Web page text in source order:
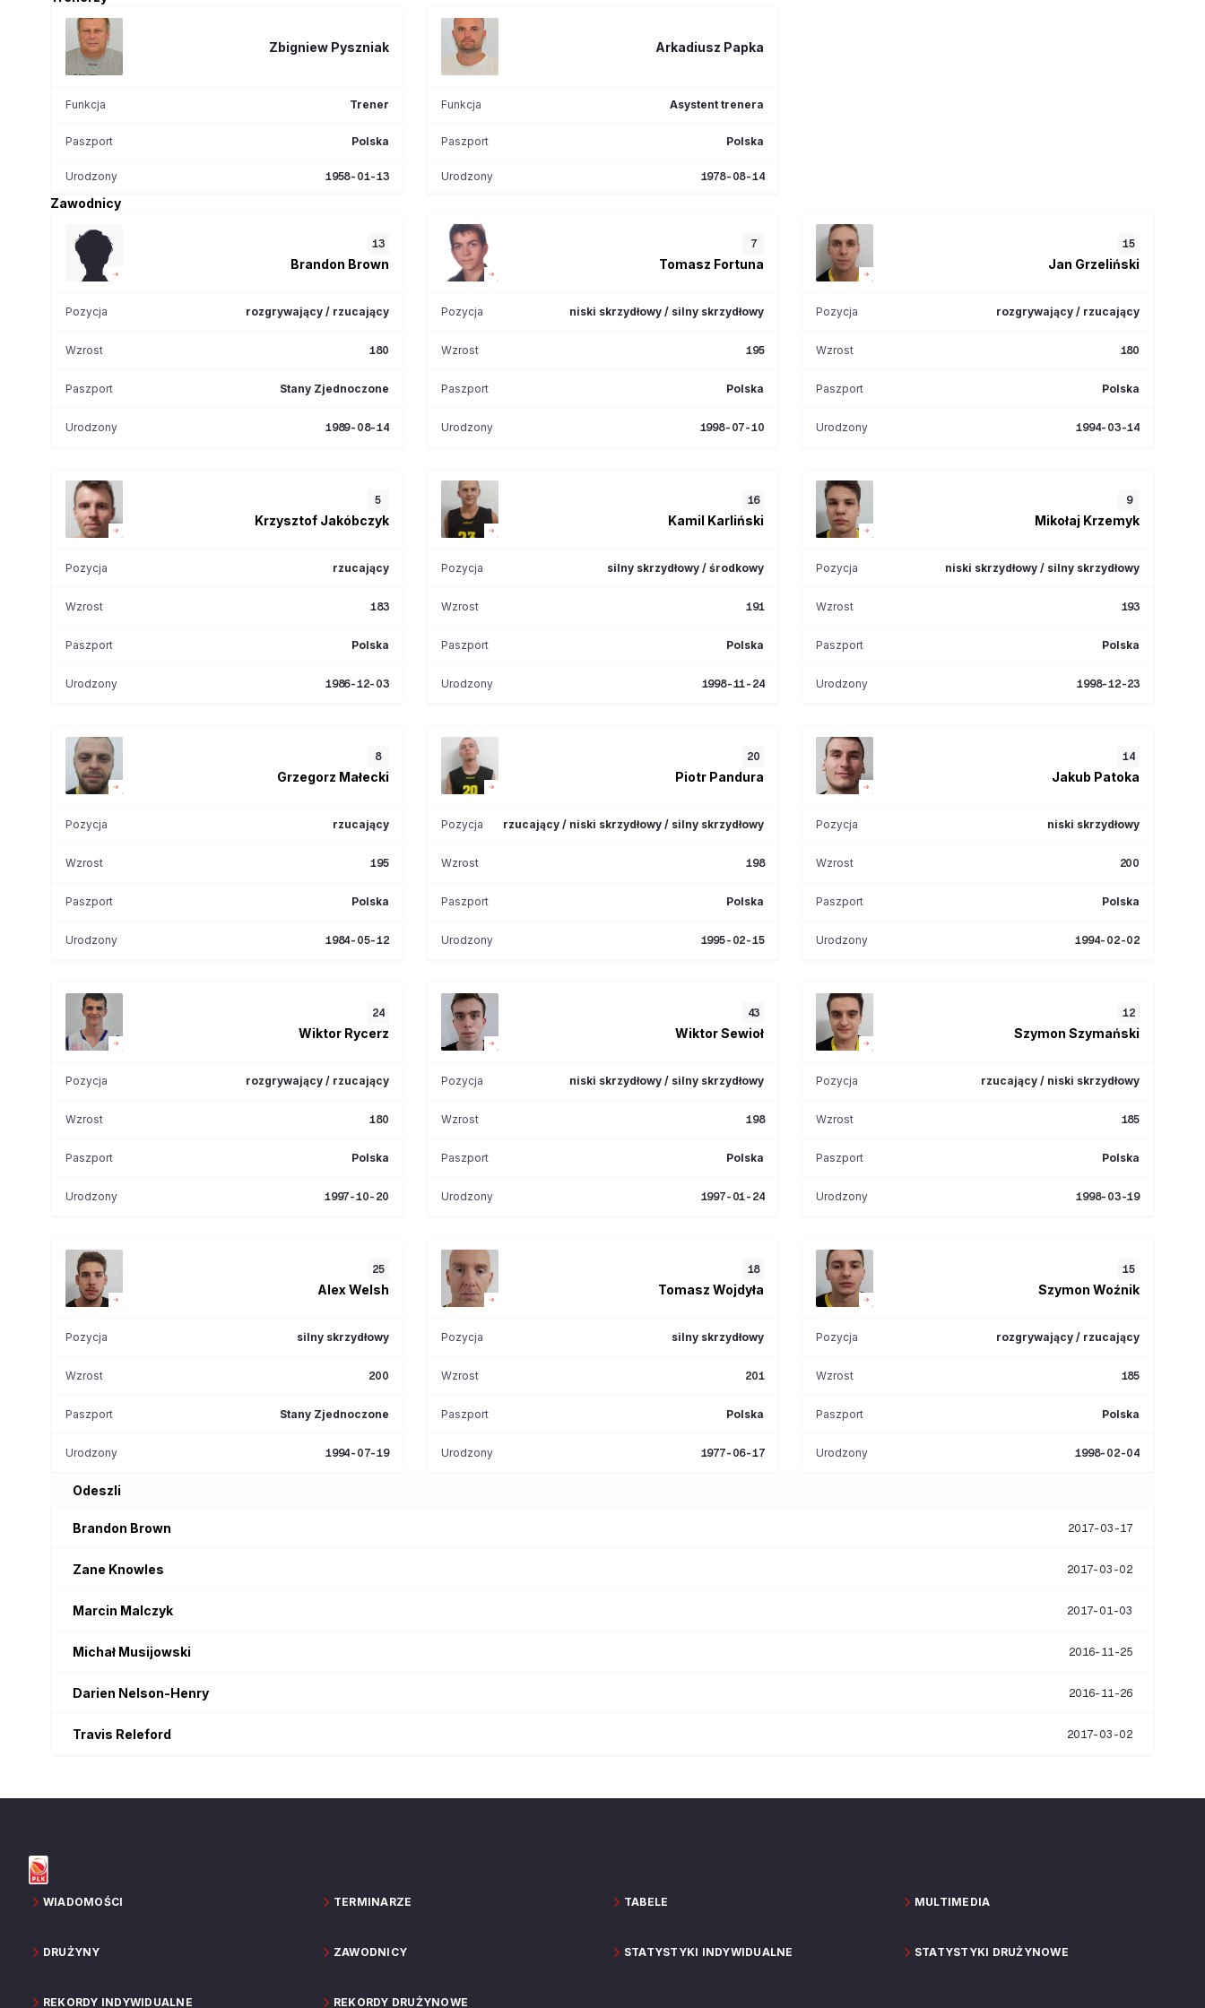
Zbigniew Pyszniak
Funkcja Trener
Paszport Polska
Urodzony 1958-01-13
Arkadiusz Papka
Funkcja Asystent trenera
Paszport Polska
Urodzony 1978-08-14
Zawodnicy
13
Brandon Brown
Pozycja rozgrywający / rzucający
Wzrost 180
Paszport Stany Zjednoczone
Urodzony 1989-08-14
7
Tomasz Fortuna
Pozycja niski skrzydłowy / silny skrzydłowy
Wzrost 195
Paszport Polska
Urodzony 1998-07-10
15
Jan Grzeliński
Pozycja rozgrywający / rzucający
Wzrost 180
Paszport Polska
Urodzony 1994-03-14
5
Krzysztof Jakóbczyk
Pozycja rzucający
Wzrost 183
Paszport Polska
Urodzony 1986-12-03
16
Kamil Karliński
Pozycja silny skrzydłowy / środkowy
Wzrost 191
Paszport Polska
Urodzony 1998-11-24
9
Mikołaj Krzemyk
Pozycja niski skrzydłowy / silny skrzydłowy
Wzrost 193
Paszport Polska
Urodzony 1998-12-23
8
Grzegorz Małecki
Pozycja rzucający
Wzrost 195
Paszport Polska
Urodzony 1984-05-12
20
Piotr Pandura
Pozycja rzucający / niski skrzydłowy / silny skrzydłowy
Wzrost 198
Paszport Polska
Urodzony 1995-02-15
14
Jakub Patoka
Pozycja niski skrzydłowy
Wzrost 200
Paszport Polska
Urodzony 1994-02-02
24
Wiktor Rycerz
Pozycja rozgrywający / rzucający
Wzrost 180
Paszport Polska
Urodzony 1997-10-20
43
WiktorSewioł
Pozycja niski skrzydłowy / silny skrzydłowy
Wzrost 198
Paszport Polska
Urodzony 1997-01-24
12
Szymon Szymański
Pozycja rzucający / niski skrzydłowy
Wzrost 185
Paszport Polska
Urodzony 1998-03-19
25
AlexWelsh
Pozycja silny skrzydłowy
Wzrost 200
Paszport Stany Zjednoczone
Urodzony 1994-07-19
18
Tomasz Wojdyła
Pozycja silny skrzydłowy
Wzrost 201
Paszport Polska
Urodzony 1977-06-17
15
Szymon Woźnik
Pozycja rozgrywający / rzucający
Wzrost 185
Paszport Polska
Urodzony 1998-02-04
Odeszli
Brandon Brown 2017-03-17
Zane Knowles 2017-03-02
Marcin Malczyk 2017-01-03
Michał Musijowski 2016-11-25
Darien Nelson-Henry 2016-11-26
Travis Releford 2017-03-02
WIADOMOŚCI TERMINARZE TABELE MULTIMEDIA
DRUŻYNY ZAWODNICY STATYSTYKI INDYWIDUALNE STATYSTYKI DRUŻYNOWE
REKORDY INDYWIDUALNE REKORDY DRUŻYNOWE